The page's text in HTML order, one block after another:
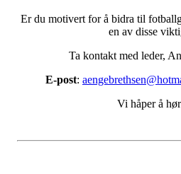
Er du motivert for å bidra til
en av disse
Ta kontakt med leder,
E-post:
Vi håper å